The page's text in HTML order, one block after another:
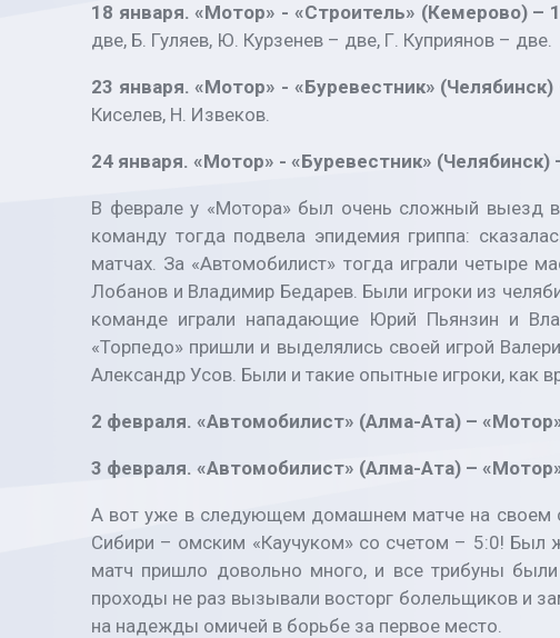
18 января. «Мотор» - «Строитель» (Кемерово) –
две, Б. Гуляев, Ю. Курзенев – две, Г. Куприянов – две.
23 января. «Мотор» - «Буревестник» (Челябинск)
Киселев, Н. Извеков.
24 января. «Мотор» - «Буревестник» (Челябинск)
В феврале у «Мотора» был очень сложный выезд
команду тогда подвела эпидемия гриппа:
матчах. За «Автомобилист» тогда играли четыре
Лобанов и Владимир Бедарев. Были игроки из
команде играли нападающие Юрий Пьянзин и
«Торпедо» пришли и выделялись своей игрой
Александр Усов. Были и такие опытные игроки, как
2 февраля. «Автомобилист» (Алма-Ата) –
3 февраля. «Автомобилист» (Алма-Ата) –
А вот уже в следующем домашнем матче на своем
Сибири – омским «Каучуком» со счетом – 5:0! Был
матч пришло довольно много, и все трибуны
проходы не раз вызывали восторг болельщиков и
на надежды омичей в борьбе за первое место.